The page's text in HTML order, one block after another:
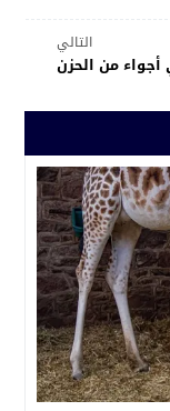
التالي
من الحزن